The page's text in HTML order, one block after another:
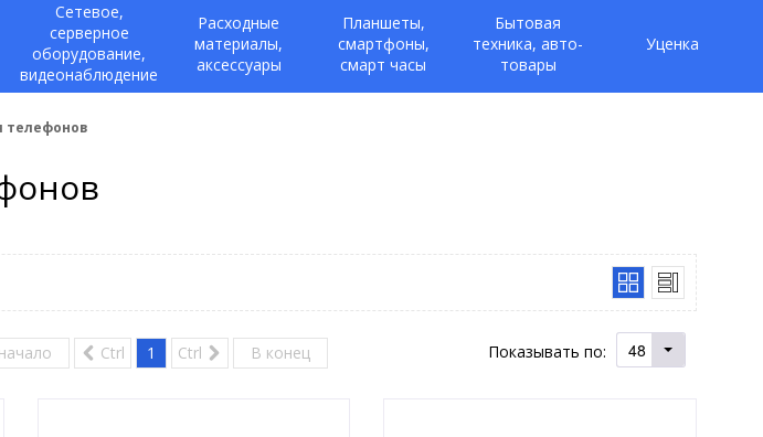
Сетевое,
серверное
оборудование,
видеонаблюдение
Расходные
материалы,
аксессуары
Планшеты,
смартфоны,
смарт часы
Бытовая
техника, авто-
товары
Уценка
телефонов
Показывать по: 48
Ctrl 1 Ctrl В конец